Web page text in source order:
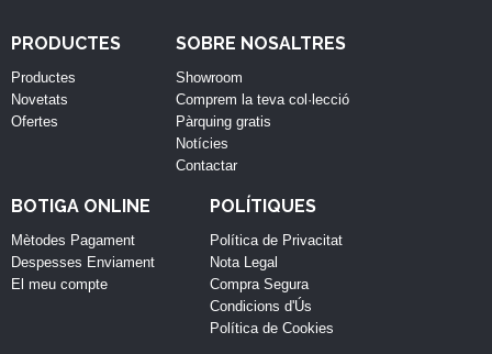
PRODUCTES
Productes
Novetats
Ofertes
SOBRE NOSALTRES
Showroom
Comprem la teva col·lecció
Pàrquing gratis
Notícies
Contactar
BOTIGA ONLINE
Mètodes Pagament
Despesses Enviament
El meu compte
POLÍTIQUES
Política de Privacitat
Nota Legal
Compra Segura
Condicions d'Ús
Política de Cookies